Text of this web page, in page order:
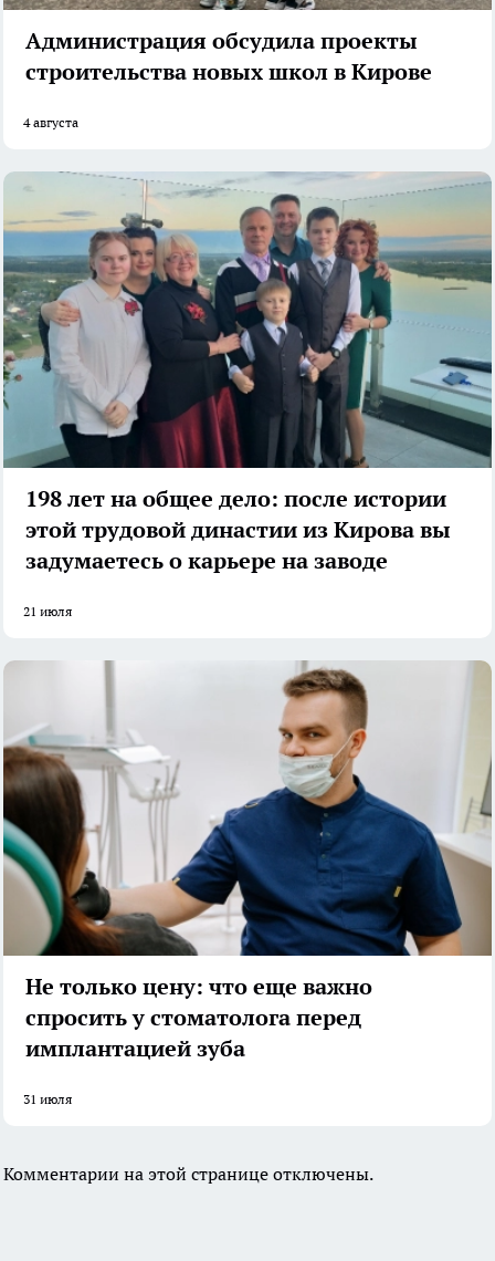
Администрация обсудила проекты
строительства новых школ в Кирове
4 августа
198 лет на общее дело: после истории
этой трудовой династии из Кирова вы
задумаетесь о карьере на заводе
21 июля
Не только цену: что еще важно
спросить у стоматолога перед
имплантацией зуба
31 июля
Комментарии на этой странице отключены.